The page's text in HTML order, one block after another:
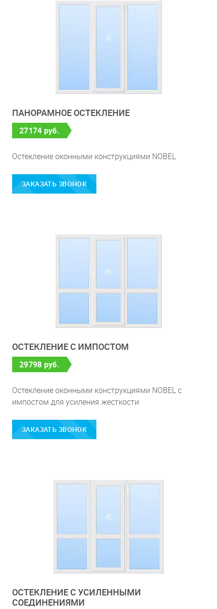
ПАНОРАМНОЕ ОСТЕКЛЕНИЕ
27174 руб.
Остекление оконными конструкциями NOBEL
ЗАКАЗАТЬ ЗВОНОК
ОСТЕКЛЕНИЕ С ИМПОСТОМ
29798 руб.
Остекление оконными конструкциями NOBEL с
импостом для усиления жесткости
ЗАКАЗАТЬ ЗВОНОК
ОСТЕКЛЕНИЕ С УСИЛЕННЫМИ
СОЕДИНЕНИЯМИ